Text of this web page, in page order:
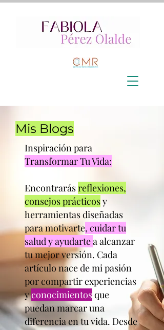
Mis Blogs
Inspiración para
Transformar Tu Vida:
Encontrarásreflexiones,
consejos prácticosy
herramientas diseñadas
para motivarte, cuidar tu
salud y ayudartea alcanzar
tu mejor versión. Cada
artículo nace de mi pasión
por compartir experiencias
yconocimientosque
puedan marcar una
diferencia en tu vida. Desde